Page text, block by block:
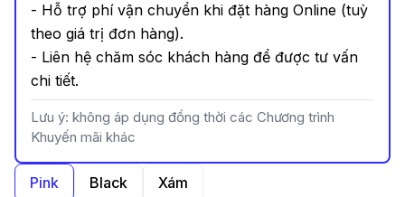
- Hỗ trợ phí vận chuyển khi đặt hàng Online (tuỳ
theo giá trị đơn hàng).
- Liên hệ chăm sóc khách hàng để được tư vấn
chi tiết.
Lưu ý: không áp dụng đồng thời các Chương trình
Khuyến mãi khác
Pink Black Xám